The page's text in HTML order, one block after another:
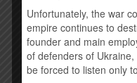
Импортные диски
Pop
Rock
Unfortunately, the war
empire continues to
founder and main
of defenders of
be forced to listen only